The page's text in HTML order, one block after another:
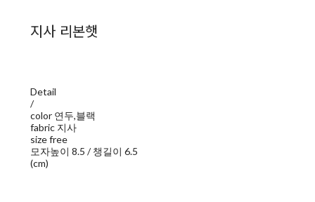
지사 리본햇
Detail
/
color 연두,블랙
fabric 지사
size free
모자높이 8.5 / 챙길이 6.5
(cm)